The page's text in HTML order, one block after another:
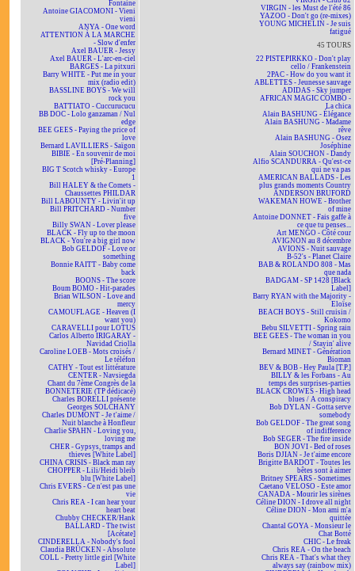
Fontaine
Antoine GIACOMONI - Vieni
vieni
ANYA - One word
ATTENTION À LA MARCHE
- Slow d'enfer
Axel BAUER - Jessy
Axel BAUER - L'arc-en-ciel
BARGES - La pitxuri
Barry WHITE - Put me in your
mix (radio edit)
BASSLINE BOYS - We will
rock you
BATTIATO - Cuccurucucu
BB DOC - Lolo ganzaman / Nul
edge
BEE GEES - Paying the price of
love
Bernard LAVILLIERS - Saïgon
BIBIE - En souvenir de moi
[Pré-Planning]
BIG T Scotch whisky - Europe
1
Bill HALEY & the Comets -
Chaussettes PHILDAR
Bill LABOUNTY - Livin'it up
Bill PRITCHARD - Number
five
Billy SWAN - Lover please
BLACK - Fly up to the moon
BLACK - You're a big girl now
Bob GELDOF - Love or
something
Bonnie RAITT - Baby come
back
BOONS - The score
Boum BOMO - Hit-parades
Brian WILSON - Love and
mercy
CAMOUFLAGE - Heaven (I
want you)
CARAVELLI pour LOTUS
Carlos Alberto IRIGARAY -
Navidad Criolla
Caroline LOEB - Mots croisés /
Le téléfon
CATHY - Tout est littérature
CENTER - Navsiegda
Chant du 7ème Congrès de la
BONNETERIE (TP dédicacé)
Charles BORELLI présente
Georges SOLCHANY
Charles DUMONT - Je t'aime /
Nuit blanche à Honfleur
Charlie SPAHN - Loving you,
loving me
CHER - Gypsys, tramps and
thieves [White Label]
CHINA CRISIS - Black man ray
CHOPPER - Lili/Heidi bleib
blu [White Label]
Chris EVERS - Ce n'est pas une
vie
Chris REA - I can hear your
heart beat
Chubby CHECKER/Hank
BALLARD - The twist
[Acétate]
CINDERELLA - Nobody's fool
Claudia BRÜCKEN - Absolute
COLL - Pretty little girl [White
Label]
VIRGIN - les Must de l'été 86
YAZOO - Don't go (re-mixes)
YOUNG MICHELIN - Je suis
fatigué
45 TOURS
22 PISTEPIRKKO - Don't play
cello / Frankenstein
2PAC - How do you want it
ABLETTES - Jeunesse sauvage
ADIDAS - Sky jumper
AFRICAN MAGIC COMBO -
La chica
Alain BASHUNG - Élégance
Alain BASHUNG - Madame
rêve
Alain BASHUNG - Osez
Joséphine
Alain SOUCHON - Dandy
Alfio SCANDURRA - Qu'est-ce
qui ne va pas
AMERICAN BALLADS - Les
plus grands moments Country
ANDERSON BRUFORD
WAKEMAN HOWE - Brother
of mine
Antoine DONNET - Fais gaffe à
ce que tu penses...
Art MENGO - Côté cour
AVIGNON au 8 décembre
AVIONS - Nuit sauvage
B-52's - Planet Claire
BAB & ROLANDO 808 - Mas
que nada
BADGAM - SP 1428 [Black
Label]
Barry RYAN with the Majority -
Eloïse
BEACH BOYS - Still cruisin /
Kokomo
Bebu SILVETTI - Spring rain
BEE GEES - The woman in you
/ Stayin' alive
Bernard MINET - Génération
Bioman
BEV & BOB - Hey Paula [T.P.]
BILLY & les Forbans - Au
temps des surprises-parties
BLACK CROWES - High head
blues / A conspiracy
Bob DYLAN - Gotta serve
somebody
Bob GELDOF - The great song
of indifference
Bob SEGER - The fire inside
BON JOVI - Bed of roses
Boris DJIAN - Je t'aime encore
Brigitte BARDOT - Toutes les
bêtes sont à aimer
Britney SPEARS - Sometimes
Caetano VELOSO - Este amor
CANADA - Mourir les sirènes
Céline DION - I drove all night
Céline DION - Mon ami m'a
quittée
Chantal GOYA - Monsieur le
Chat Botté
CHIC - Le freak
Chris REA - On the beach
Chris REA - That's what they
always say (rainbow mix)